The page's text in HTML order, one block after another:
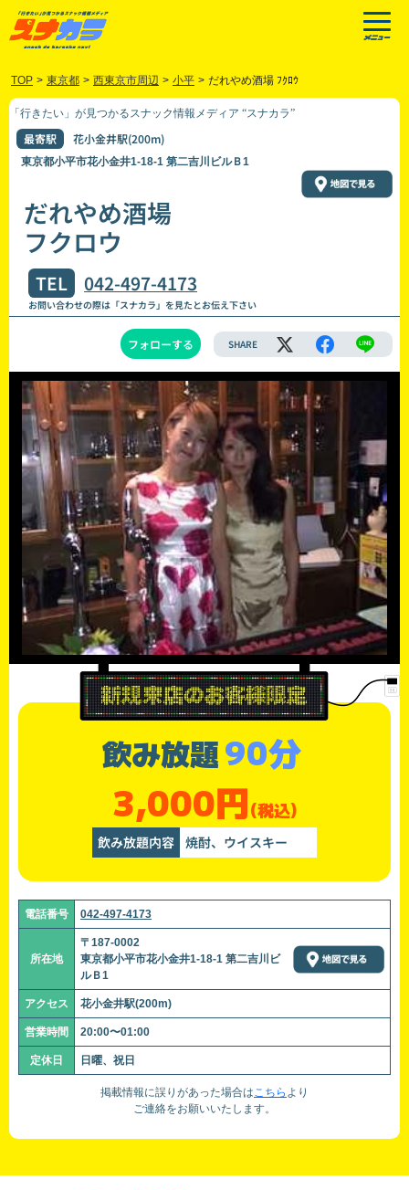
TOP > 東京都 > 西東京市周辺 > 小平 > だれやめ酒場 ﾌｸﾛｳ
「行きたい」が見つかるスナック情報メディア “スナカラ”
最寄駅 花小金井駅(200m)
東京都小平市花小金井1-18-1 第二吉川ビルＢ1
だれやめ酒場
フクロウ
TEL 042-497-4173
お問い合わせの際は「スナカラ」を見たとお伝え下さい
フォローする SHARE
飲み放題90分
3,000円(税込)
飲み放題内容 焼酎、ウイスキー
電話番号 042-497-4173
所在地
〒187-0002
東京都小平市花小金井1-18-1 第二吉川ビ
ルＢ1
アクセス 花小金井駅(200m)
営業時間 20:00〜01:00
定休日 日曜、祝日
掲載情報に誤りがあった場合はこちら より
ご連絡をお願いいたします。